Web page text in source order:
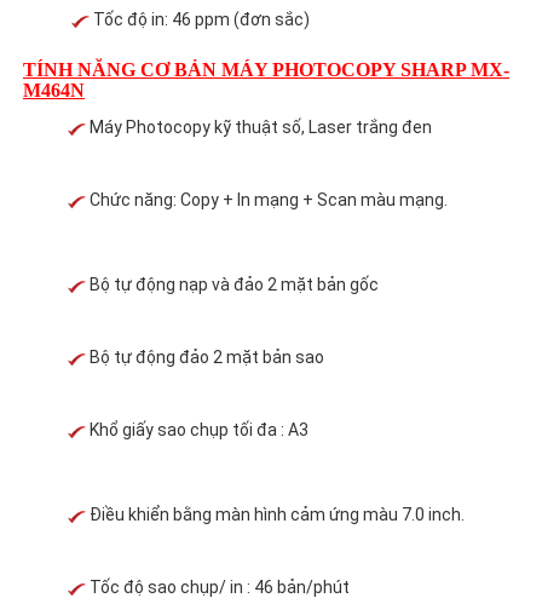
Tốc độ in: 46 ppm (đơn sắc)
TÍNH NĂNG CƠ BẢN MÁY PHOTOCOPY SHARP MX-
M464N
Máy Photocopy kỹ thuật số, Laser trắng đen
Chức năng: Copy + In mạng + Scan màu mạng.
Bộ tự động nạp và đảo 2 mặt bản gốc
Bộ tự động đảo 2 mặt bản sao
Khổ giấy sao chụp tối đa : A3
Điều khiển bằng màn hình cảm ứng màu 7.0 inch.
Tốc độ sao chụp/ in : 46 bản/phút